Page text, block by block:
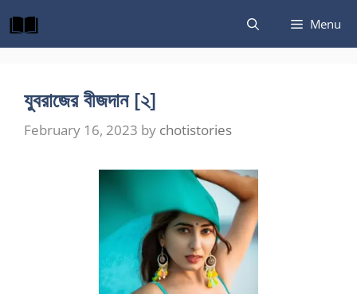
to
content
Menu
যুবরাজের বীজদান [২]
February 16, 2023 by chotistories